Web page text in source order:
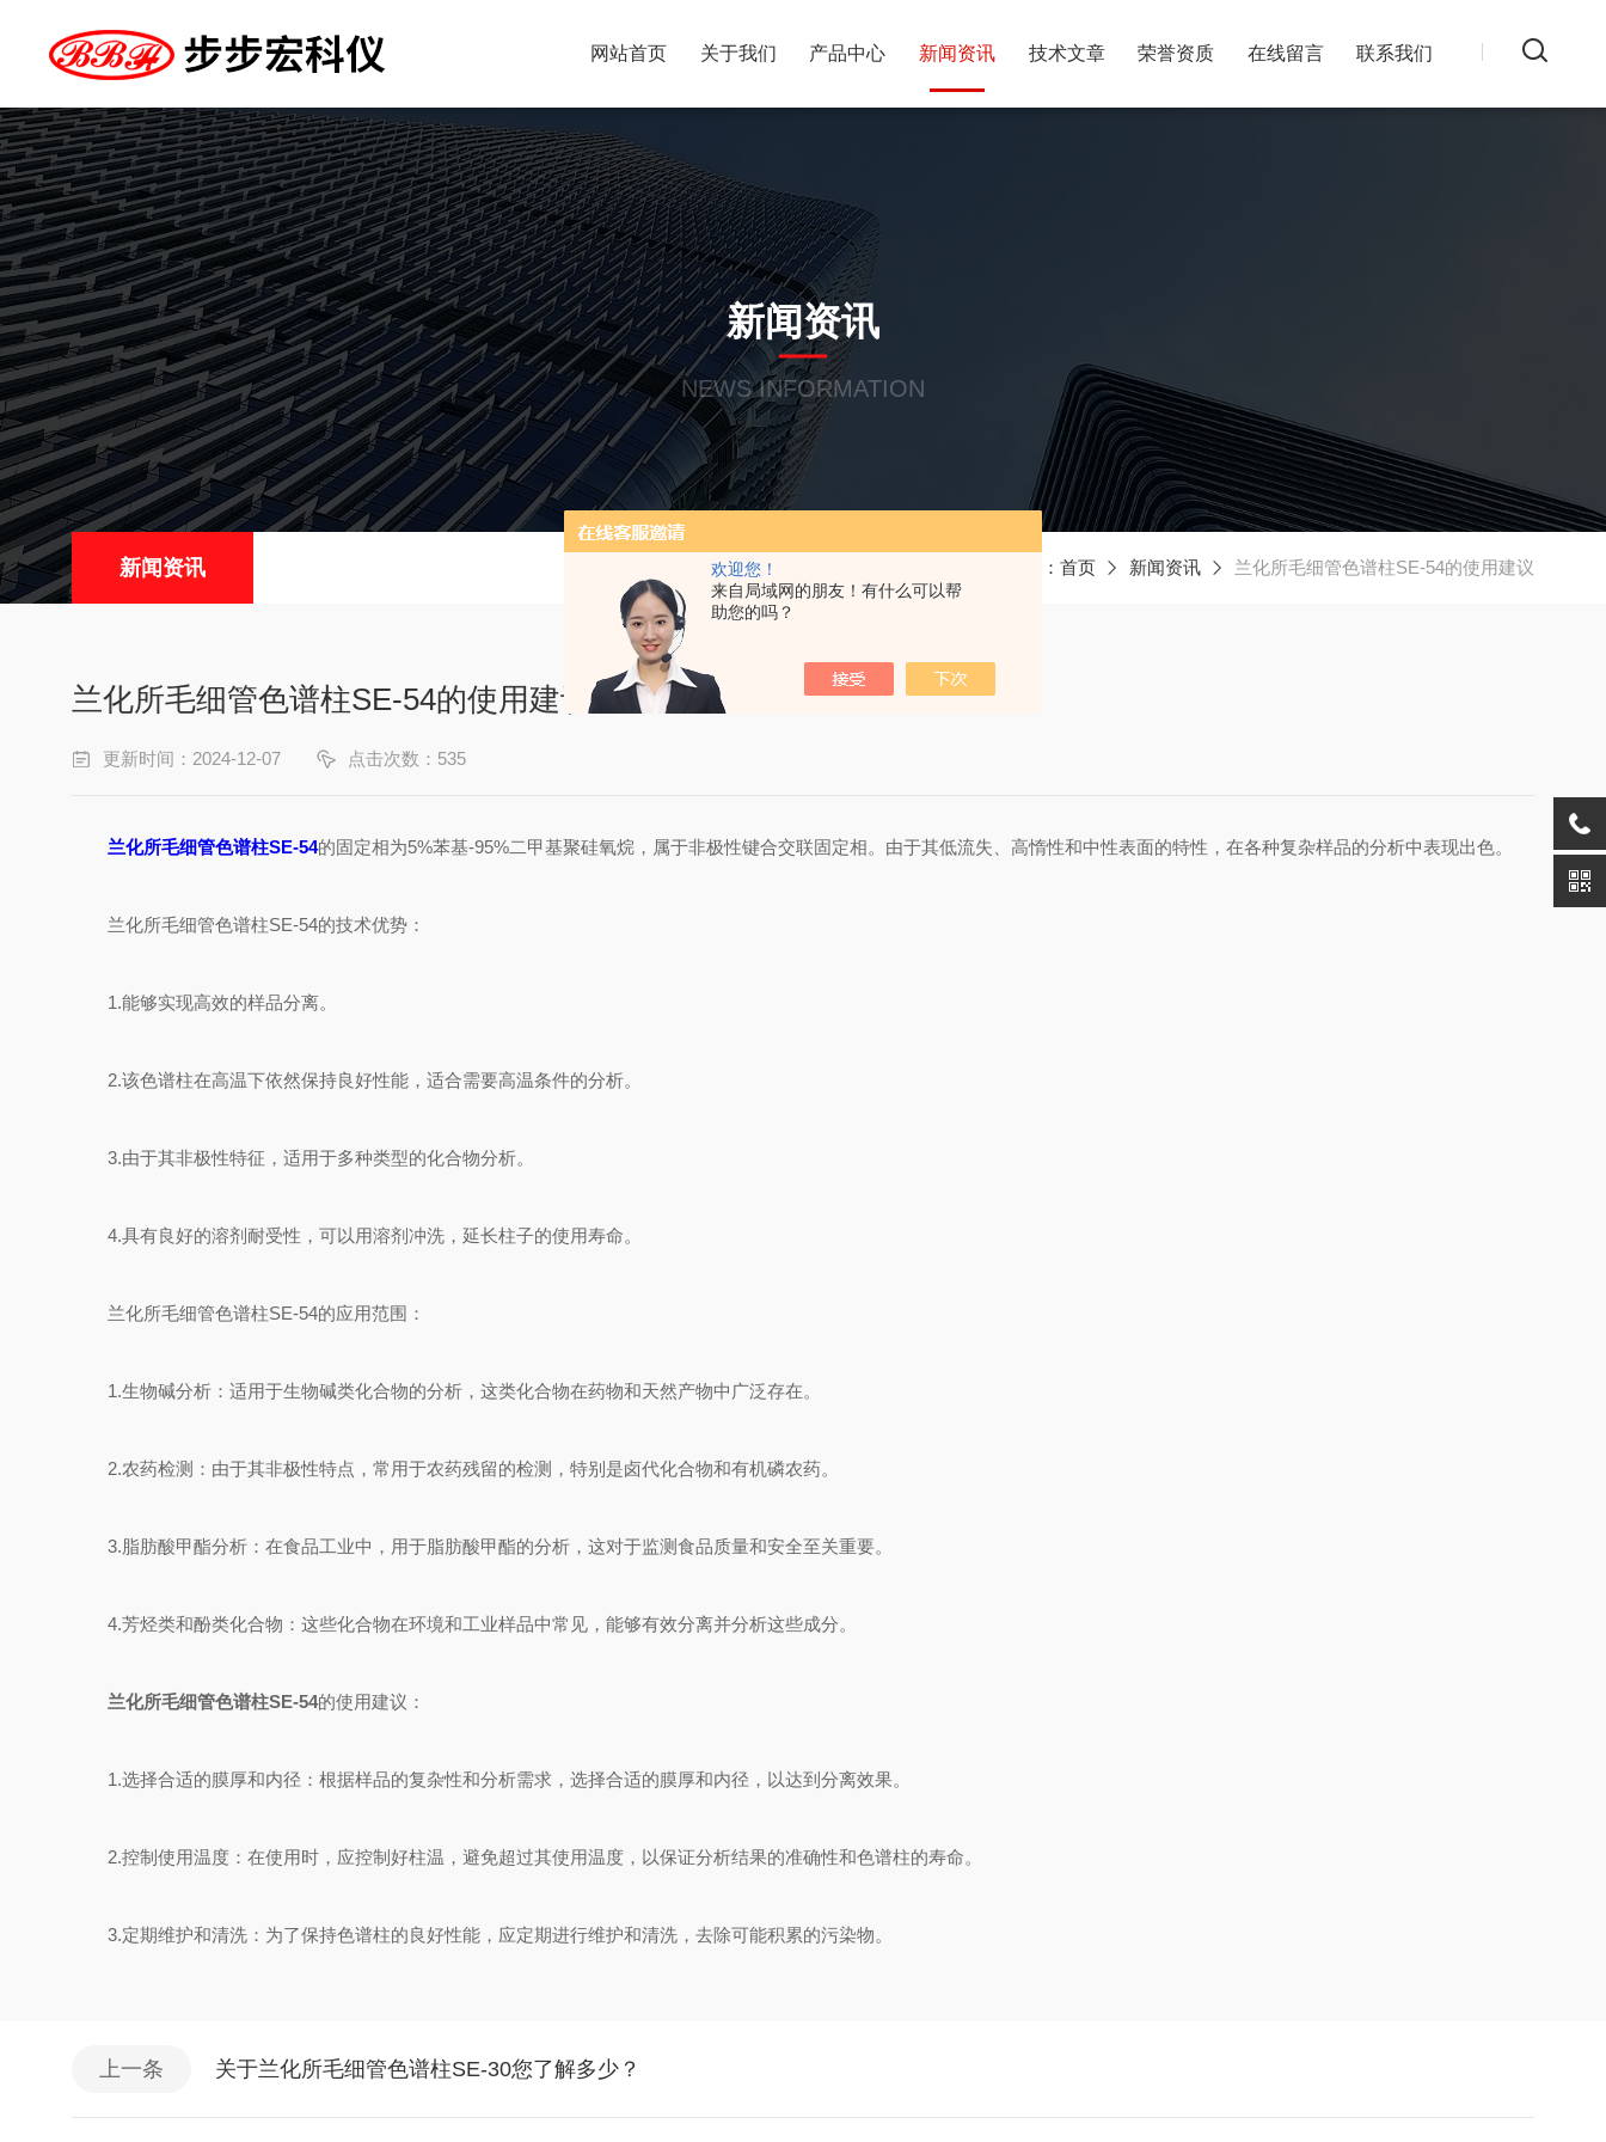
欢迎您！
来自局域网的朋友！有什么可以帮
助您的吗？
网站首页 关于我们 产品中心 新闻资讯 技术文章 荣誉资质 在线留言 联系我们
新闻资讯
NEWS INFORMATION
新闻资讯 当前位置： 首页 新闻资讯 兰化所毛细管色谱柱SE-54的使用建议
兰化所毛细管色谱柱SE-54的使用建议
更新时间：2024-12-07 点击次数：535
兰化所毛细管色谱柱SE-54的固定相为5%苯基-95%二甲基聚硅氧烷，属于非极性键合交联固定相。由于其低流失、高惰性和中性表面的特性，在各种复杂样品的分析中表现出色。
兰化所毛细管色谱柱SE-54的技术优势：
1.能够实现高效的样品分离。
2.该色谱柱在高温下依然保持良好性能，适合需要高温条件的分析。
3.由于其非极性特征，适用于多种类型的化合物分析。
4.具有良好的溶剂耐受性，可以用溶剂冲洗，延长柱子的使用寿命。
兰化所毛细管色谱柱SE-54的应用范围：
1.生物碱分析：适用于生物碱类化合物的分析，这类化合物在药物和天然产物中广泛存在。
2.农药检测：由于其非极性特点，常用于农药残留的检测，特别是卤代化合物和有机磷农药。
3.脂肪酸甲酯分析：在食品工业中，用于脂肪酸甲酯的分析，这对于监测食品质量和安全至关重要。
4.芳烃类和酚类化合物：这些化合物在环境和工业样品中常见，能够有效分离并分析这些成分。
兰化所毛细管色谱柱SE-54的使用建议：
1.选择合适的膜厚和内径：根据样品的复杂性和分析需求，选择合适的膜厚和内径，以达到分离效果。
2.控制使用温度：在使用时，应控制好柱温，避免超过其使用温度，以保证分析结果的准确性和色谱柱的寿命。
3.定期维护和清洗：为了保持色谱柱的良好性能，应定期进行维护和清洗，去除可能积累的污染物。
上一条 关于兰化所毛细管色谱柱SE-30您了解多少？